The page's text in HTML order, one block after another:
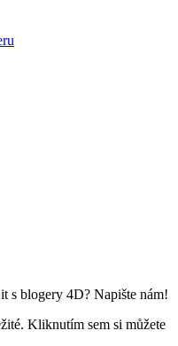
s blogery 4D? Napište nám!
Kliknutím sem si můžete